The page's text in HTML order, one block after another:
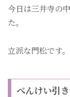
今日は三井寺の
た。
立派な門松です。
べんけい引